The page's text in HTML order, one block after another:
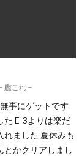
艦これ－
事にゲットです
た E-3よりは楽だ
れました 夏休みも
とかクリアしまし